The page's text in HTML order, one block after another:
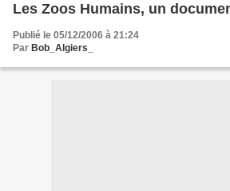
Les Zoos Humains, un
Publié le 05/12/2006 à 21:24
Par Bob_Algiers_